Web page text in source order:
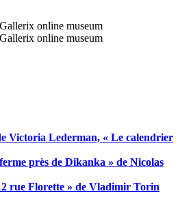
Victoria Lederman, « Le calendrier
près de Dikanka » de Nicolas
rue Florette » de Vladimir Torin